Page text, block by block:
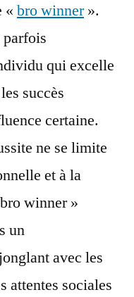
« bro winner».
qui excelle
succès
certaine.
ne se limite
et à la
winner »
un
avec les
attentes sociales